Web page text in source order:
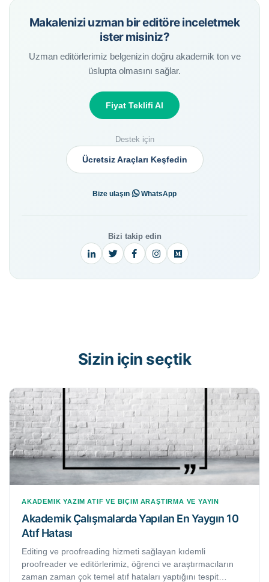
Makalenizi uzman bir editöre inceletmek
ister misiniz?
Uzman editörlerimiz belgenizin doğru akademik ton ve
üslupta olmasını sağlar.
Fiyat Teklifi Al
Destek için
Ücretsiz Araçları Keşfedin
Bize ulaşın· WhatsApp
Bizi takip edin
Sizin için seçtik
AKADEMIK YAZIM ATIF VE BIÇIM ARAŞTIRMA VE YAYIN
Akademik Çalışmalarda Yapılan En Yaygın 10
Atıf Hatası
Editing ve proofreading hizmeti sağlayan kıdemli
proofreader ve editörlerimiz, öğrenci ve araştırmacıların
zaman zaman çok temel atıf hataları yaptığını tespit